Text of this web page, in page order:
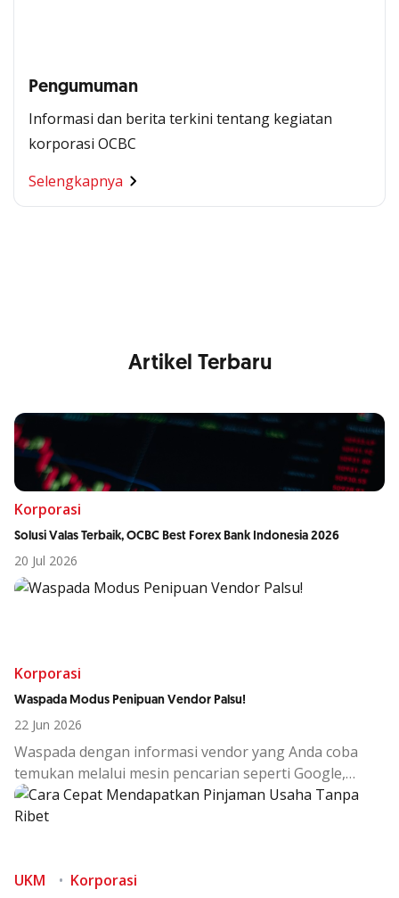
Pengumuman
Informasi dan berita terkini tentang kegiatan
korporasi OCBC
Selengkapnya
Segala Kemudahan Ada
di Satu Genggaman
Artikel Terbaru
Korporasi
Solusi Valas Terbaik, OCBC Best Forex Bank Indonesia 2026
20 Jul 2026
Korporasi
Waspada Modus Penipuan Vendor Palsu!
22 Jun 2026
Waspada dengan informasi vendor yang Anda coba
temukan melalui mesin pencarian seperti Google,
website business to business (B2B), maupun melalui
jejaring media sosial!
UKM Korporasi